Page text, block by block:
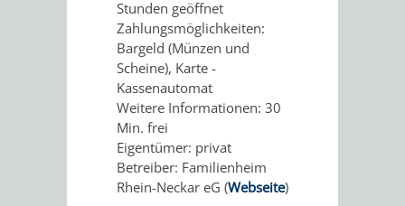
FÜHRUNG
VORTRAG
INDIVIDUELLE
SIGHTEEING-
WEINHEIM
Stunden geöffnet
Zahlungsmöglichkeiten:
Bargeld (Münzen und
Scheine), Karte -
Kassenautomat
Weitere Informationen: 30
Min. frei
Eigentümer: privat
Betreiber: Familienheim
Rhein-Neckar eG (Webseite)